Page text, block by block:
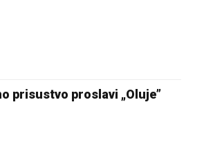
prisustvo proslavi „Oluje”